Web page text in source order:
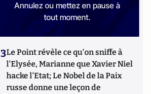
Annulez ou mettez en pause à
tout moment.
3Le Point révèle ce qu'on sniffe à
l'Elysée, Marianne que Xavier Niel
hacke l'Etat; Le Nobel de la Paix
russe donne une leçon de